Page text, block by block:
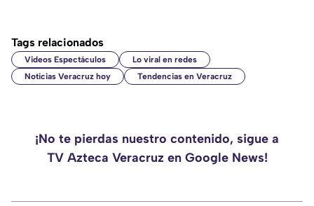
Tags relacionados
Videos Espectáculos
Lo viral en redes
Noticias Veracruz hoy
Tendencias en Veracruz
¡No te pierdas nuestro contenido, sigue a
TV Azteca Veracruz en Google News!